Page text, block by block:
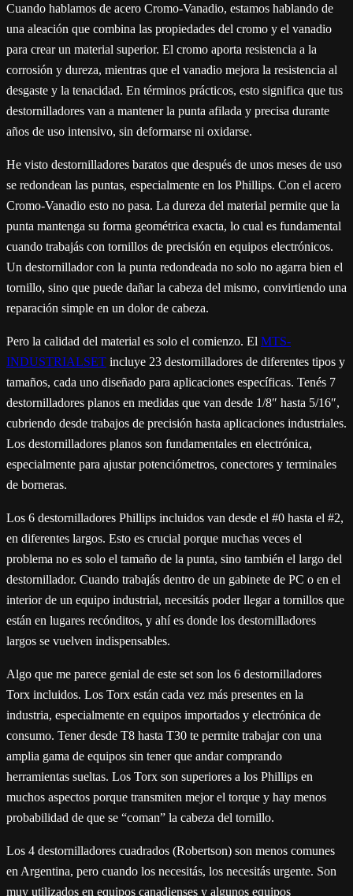
Cuando hablamos de acero Cromo-Vanadio, estamos hablando de
una aleación que combina las propiedades del cromo y el vanadio
para crear un material superior. El cromo aporta resistencia a la
corrosión y dureza, mientras que el vanadio mejora la resistencia al
desgaste y la tenacidad. En términos prácticos, esto significa que tus
destornilladores van a mantener la punta afilada y precisa durante
años de uso intensivo, sin deformarse ni oxidarse.
He visto destornilladores baratos que después de unos meses de uso
se redondean las puntas, especialmente en los Phillips. Con el acero
Cromo-Vanadio esto no pasa. La dureza del material permite que la
punta mantenga su forma geométrica exacta, lo cual es fundamental
cuando trabajás con tornillos de precisión en equipos electrónicos.
Un destornillador con la punta redondeada no solo no agarra bien el
tornillo, sino que puede dañar la cabeza del mismo, convirtiendo una
reparación simple en un dolor de cabeza.
Pero la calidad del material es solo el comienzo. El MTS-
INDUSTRIALSET incluye 23 destornilladores de diferentes tipos y
tamaños, cada uno diseñado para aplicaciones específicas. Tenés 7
destornilladores planos en medidas que van desde 1/8″ hasta 5/16″,
cubriendo desde trabajos de precisión hasta aplicaciones industriales.
Los destornilladores planos son fundamentales en electrónica,
especialmente para ajustar potenciómetros, conectores y terminales
de borneras.
Los 6 destornilladores Phillips incluidos van desde el #0 hasta el #2,
en diferentes largos. Esto es crucial porque muchas veces el
problema no es solo el tamaño de la punta, sino también el largo del
destornillador. Cuando trabajás dentro de un gabinete de PC o en el
interior de un equipo industrial, necesitás poder llegar a tornillos que
están en lugares recónditos, y ahí es donde los destornilladores
largos se vuelven indispensables.
Algo que me parece genial de este set son los 6 destornilladores
Torx incluidos. Los Torx están cada vez más presentes en la
industria, especialmente en equipos importados y electrónica de
consumo. Tener desde T8 hasta T30 te permite trabajar con una
amplia gama de equipos sin tener que andar comprando
herramientas sueltas. Los Torx son superiores a los Phillips en
muchos aspectos porque transmiten mejor el torque y hay menos
probabilidad de que se “coman” la cabeza del tornillo.
Los 4 destornilladores cuadrados (Robertson) son menos comunes
en Argentina, pero cuando los necesitás, los necesitás urgente. Son
muy utilizados en equipos canadienses y algunos equipos